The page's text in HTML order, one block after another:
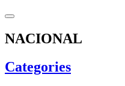
NACIONAL
Categories